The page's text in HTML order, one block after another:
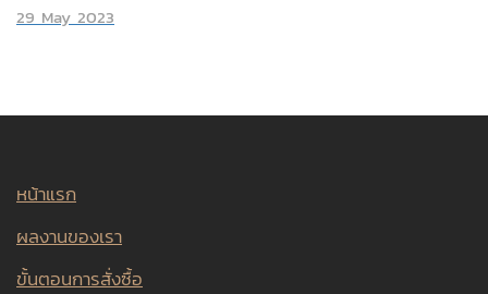
29 May 2023
หน้าแรก
ผลงานของเรา
ขั้นตอนการสั่งซื้อ